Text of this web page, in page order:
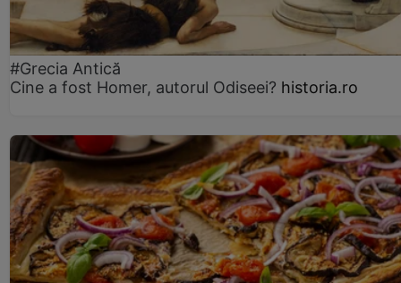
#Grecia Antică
Cine a fost Homer, autorul Odiseei? historia.ro